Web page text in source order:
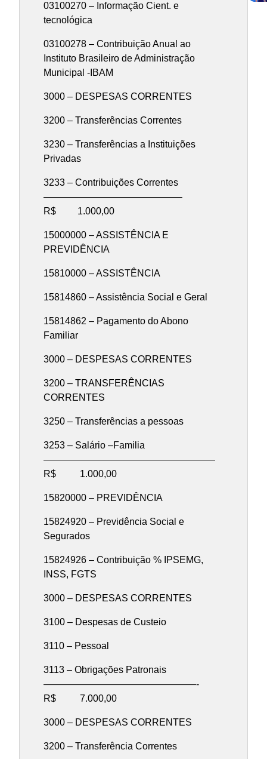
03100270 – Informação Cient. e
tecnológica
03100278 – Contribuição Anual ao
Instituto Brasileiro de Administração
Municipal -IBAM
3000 – DESPESAS CORRENTES
3200 – Transferências Correntes
3230 – Transferências a Instituições
Privadas
3233 – Contribuições Correntes
——————————————–
R$ 1.000,00
15000000 – ASSISTÊNCIA E
PREVIDÊNCIA
15810000 – ASSISTÊNCIA
15814860 – Assistência Social e Geral
15814862 – Pagamento do Abono
Familiar
3000 – DESPESAS CORRENTES
3200 – TRANSFERÊNCIAS
CORRENTES
3250 – Transferências a pessoas
3253 – Salário –Familia
——————————————————
R$ 1.000,00
15820000 – PREVIDÊNCIA
15824920 – Previdência Social e
Segurados
15824926 – Contribuição % IPSEMG,
INSS, FGTS
3000 – DESPESAS CORRENTES
3100 – Despesas de Custeio
3110 – Pessoal
3113 – Obrigações Patronais
————————————————-
R$ 7.000,00
3000 – DESPESAS CORRENTES
3200 – Transferência Correntes